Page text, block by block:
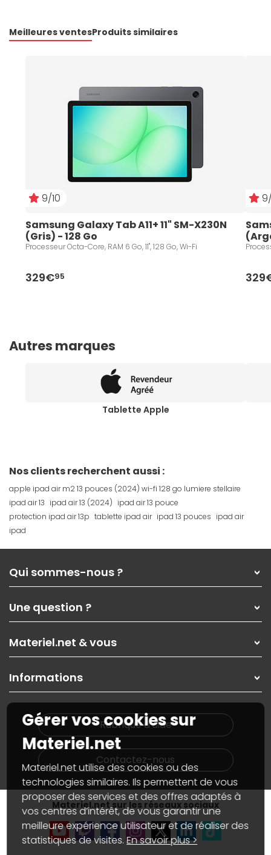
Meilleures ventesProduits similaires
9/10
Samsung Galaxy Tab A11+ 11" SM-X230N
(Gris) - 128 Go
Processeur Octa-Core, RAM 6 Go, 11", 128 Go, Wi-Fi
329€95
Autres marques
Tablette Apple
Nos clients recherchent aussi :
apple ipad air m2 13 pouces (2024) wi-fi 128 go lumiere stellaire
ipad air 13 ipad air 13 (2024) ipad air 13 pouce
protection ipad air 13p tablette ipad air ipad 13 pouces ipad air
ipad
Qui sommes-nous ?
Nos services
Les magasins Materiel.net
Nos solutions pour les pros
Contactez-nous
Une question ?
Paiement, livraison
Garanties,Pack Zen
SAV, demander un retour
Informations
Materiel.net & vous
On rachète votre carte graphique
PC sur mesure : Votre RDV personnalisé
Notre démarche écologique
Materiel.net recrute
Notre programme d'affiliation
Partenariat & Sponsoring
Informations
Plan du site
Nos marques
Conditions générales de vente
Marketplace
Informations légales
Données personnellesetcookies
Gérer vos cookies
Accessibilité : non conforme
Rubrique d'aide
Contactez-nous
Materiel.net sur les réseaux sociaux
Gérer vos cookies sur
Materiel.net
Materiel.net utilise des cookies ou des
technologies similaires. Ils permettent de vous
proposer des services et des offres adaptés à
vos centres d’intérêt, de vous garantir une
meilleure expérience utilisateur et de réaliser des
statistiques de visites.En savoir plus >